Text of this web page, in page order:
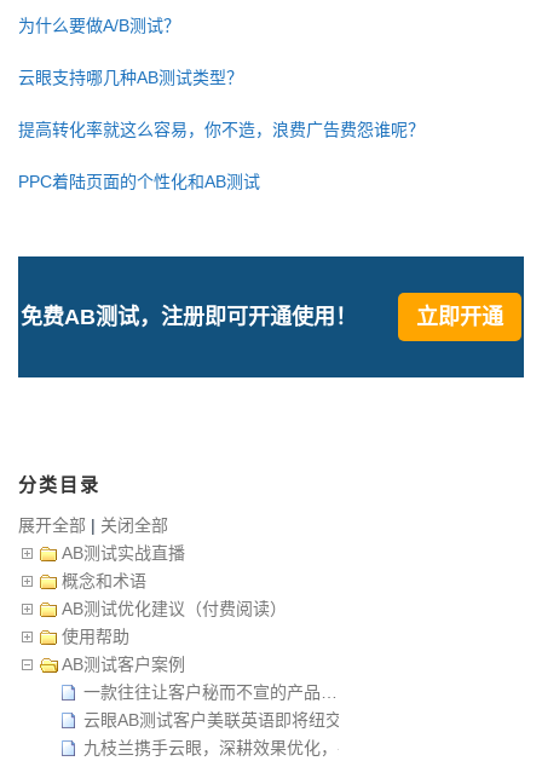
为什么要做A/B测试？
云眼支持哪几种AB测试类型？
提高转化率就这么容易，你不造，浪费广告费怨谁呢？
PPC着陆页面的个性化和AB测试
免费AB测试，注册即可开通使用！ 立即开通
分类目录
展开全部 | 关闭全部
AB测试实战直播
概念和术语
AB测试优化建议（付费阅读）
使用帮助
AB测试客户案例
一款往往让客户秘而不宣的产品……
云眼AB测试客户美联英语即将纽交所上市
九枝兰携手云眼，深耕效果优化，共同帮助客户成功 — 此举